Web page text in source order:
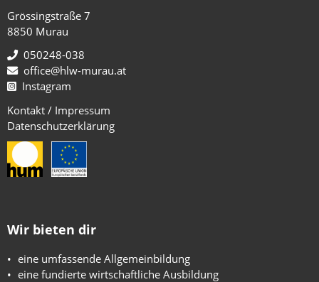
Grössingstraße 7
8850 Murau
050248-038
office@hlw-murau.at
Instagram
Kontakt / Impressum
Datenschutzerklärung
Wir bieten dir
eine umfassende Allgemeinbildung
eine fundierte wirtschaftliche Ausbildung